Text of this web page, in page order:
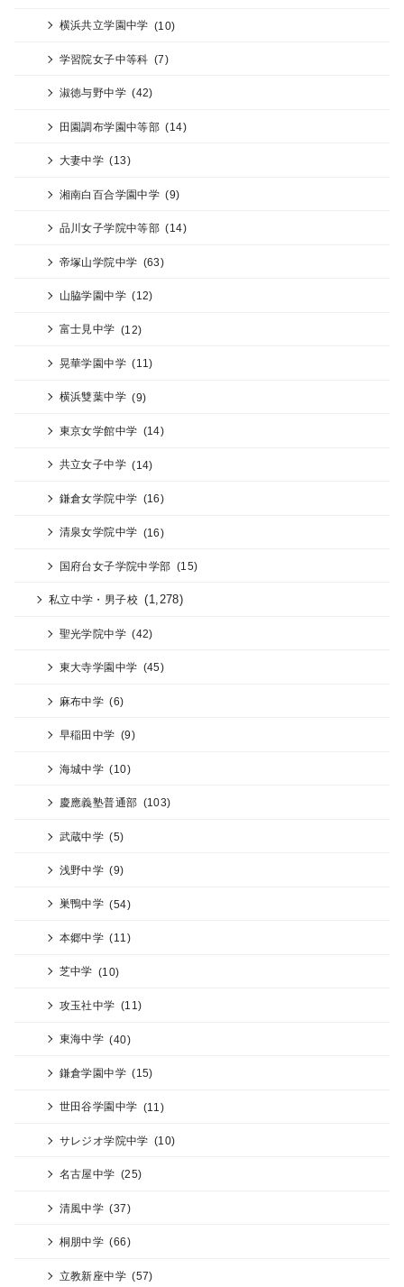
横浜共立学園中学 (10)
学習院女子中等科 (7)
淑徳与野中学 (42)
田園調布学園中等部 (14)
大妻中学 (13)
湘南白百合学園中学 (9)
品川女子学院中等部 (14)
帝塚山学院中学 (63)
山脇学園中学 (12)
富士見中学 (12)
晃華学園中学 (11)
横浜雙葉中学 (9)
東京女学館中学 (14)
共立女子中学 (14)
鎌倉女学院中学 (16)
清泉女学院中学 (16)
国府台女子学院中学部 (15)
私立中学・男子校 (1,278)
聖光学院中学 (42)
東大寺学園中学 (45)
麻布中学 (6)
早稲田中学 (9)
海城中学 (10)
慶應義塾普通部 (103)
武蔵中学 (5)
浅野中学 (9)
巣鴨中学 (54)
本郷中学 (11)
芝中学 (10)
攻玉社中学 (11)
東海中学 (40)
鎌倉学園中学 (15)
世田谷学園中学 (11)
サレジオ学院中学 (10)
名古屋中学 (25)
清風中学 (37)
桐朋中学 (66)
立教新座中学 (57)